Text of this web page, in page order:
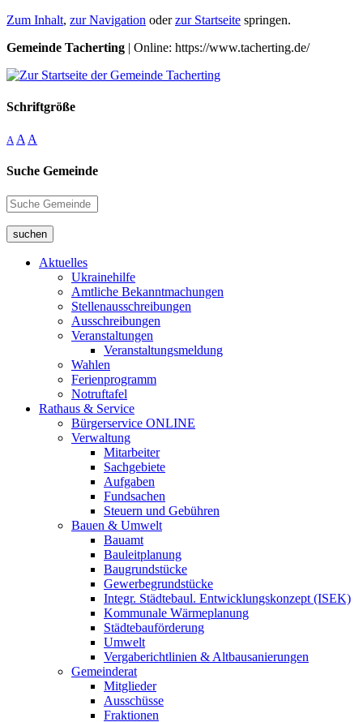
Zum Inhalt, zur Navigation oderzur Startseite springen.
Gemeinde Tacherting | Online: https://www.tacherting.de/
Schriftgröße
A A A
Suche Gemeinde
suchen
Aktuelles
Ukrainehilfe
Amtliche Bekanntmachungen
Stellenausschreibungen
Ausschreibungen
Veranstaltungen
Veranstaltungsmeldung
Wahlen
Ferienprogramm
Notruftafel
Rathaus & Service
Bürgerservice ONLINE
Verwaltung
Mitarbeiter
Sachgebiete
Aufgaben
Fundsachen
Steuern und Gebühren
Bauen & Umwelt
Bauamt
Bauleitplanung
Baugrundstücke
Gewerbegrundstücke
Integr. Städtebaul. Entwicklungskonzept (ISEK)
Kommunale Wärmeplanung
Städtebauförderung
Umwelt
Vergaberichtlinien & Altbausanierungen
Gemeinderat
Mitglieder
Ausschüsse
Fraktionen